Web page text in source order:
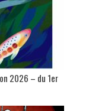
2026 – du 1er